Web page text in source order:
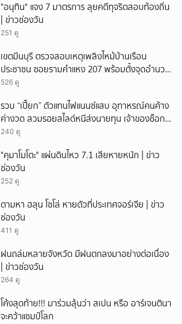
"อนุทิน" แจง 7 มาตรการ ลุยคดีทุจริตสอบท้องถิ่น
| ข่าวช่องวัน
251 ดู
เขตมีนบุรี ตรวจสอบเหตุเพลิงไหม้บ้านเรือน
ประชาชน ซอยรามคำแหง 207 พร้อมตั้งจุดอำนวย
การช่วยเหลือ
526 ดู
รวบ “เปี๊ยก” ตัวแทนไฟแนนซ์แสบ อุทาหรณ์คนค้าง
ค่างวด สวมรอยสไลด์หนีส่งนายทุน เจ้าของช็อก
หนี้ยังอยู่ - รถปลิว เสียหายกว่า 600,000 บาท
240 ดู
"คุมาโมโตะ" แผ่นดินไหว 7.1 เสียหายหนัก | ข่าว
ช่องวัน
252 ดู
ตามหา ฮลุน โซโล่ หายตัวที่ประเทศจอร์เจีย | ข่าว
ช่องวัน
411 ดู
ฝนถล่มหลายจังหวัด มีฝนตกลงมาอย่างต่อเนื่อง
| ข่าวช่องวัน
264 ดู
โค้งสุดท้าย!!! มาร่วมลุ้นว่า สเปน หรือ อาร์เจนตินา
จะคว้าแชมป์โลก